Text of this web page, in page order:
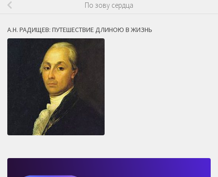
По зову сердца
А.Н. РАДИЩЕВ: ПУТЕШЕСТВИЕ ДЛИНОЮ В ЖИЗНЬ